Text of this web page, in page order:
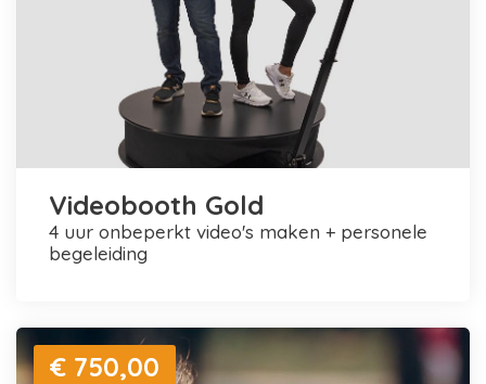
Videobooth Gold
4 uur onbeperkt video's maken + personele
begeleiding
€ 750,00